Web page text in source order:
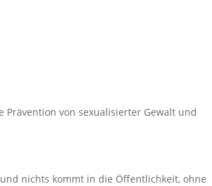
Prävention von sexualisierter Gewalt und
nichts kommt in die Öffentlichkeit, ohne